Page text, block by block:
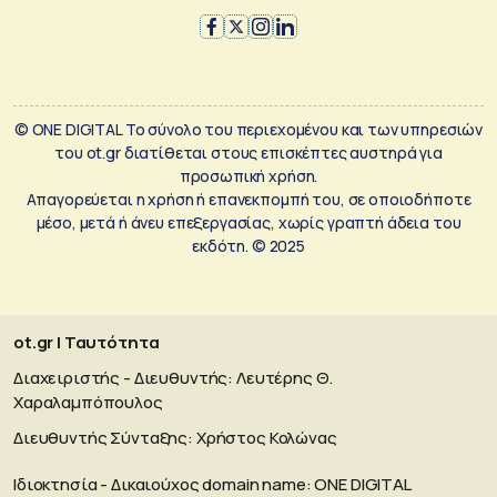
© ONE DIGITAL Το σύνολο του περιεχομένου και των υπηρεσιών
του ot.gr διατίθεται στους επισκέπτες αυστηρά για
προσωπική χρήση.
Απαγορεύεται η χρήση ή επανεκπομπή του, σε οποιοδήποτε
μέσο, μετά ή άνευ επεξεργασίας, χωρίς γραπτή άδεια του
εκδότη. © 2025
ot.gr | Ταυτότητα
Διαχειριστής - Διευθυντής: Λευτέρης Θ.
Χαραλαμπόπουλος
Διευθυντής Σύνταξης: Χρήστος Κολώνας
Ιδιοκτησία - Δικαιούχος domain name: ΟΝΕ DIGITAL